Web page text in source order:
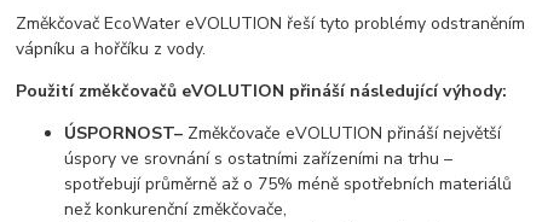
Změkčovač EcoWater eVOLUTION řeší tyto problémy odstraněním
vápníku a hořčíku z vody.
Použití změkčovačů eVOLUTION přináší následující výhody:
ÚSPORNOST– Změkčovače eVOLUTION přináší největší
úspory ve srovnání s ostatními zařízeními na trhu –
spotřebují průměrně až o 75% méně spotřebních materiálů
než konkurenční změkčovače,